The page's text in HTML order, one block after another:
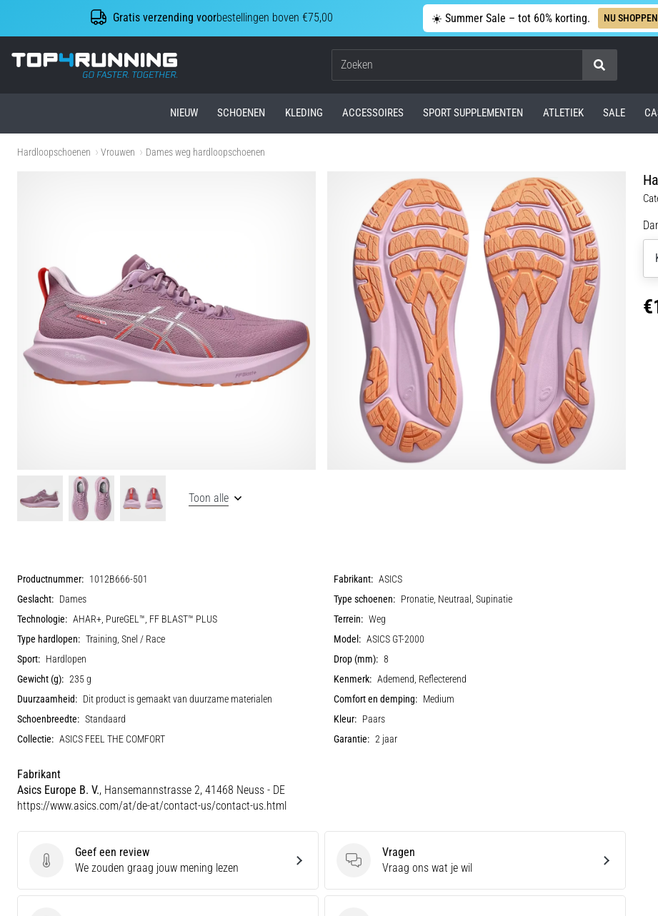
Gratis verzending voorbestellingen boven €75,00 ☀️ Summer Sale – tot 60% korting. NU SHOPPEN
Top4Running.nl
Zoeken
NIEUW SCHOENEN KLEDING ACCESSOIRES SPORT SUPPLEMENTEN ATLETIEK SALE
Hardloopschoenen Vrouwen Dames weg hardloopschoenen
Toon alle
Productnummer: 1012B666-501 Fabrikant: ASICS
Geslacht: Dames Type schoenen: Pronatie, Neutraal, Supinatie
Technologie: AHAR+, PureGEL™, FF BLAST™ PLUS Terrein: Weg
Type hardlopen: Training, Snel / Race Model: ASICS GT-2000
Sport: Hardlopen Drop (mm): 8
Gewicht (g): 235 g Kenmerk: Ademend, Reflecterend
Duurzaamheid: Dit product is gemaakt van duurzame materialen Comfort en demping: Medium
Schoenbreedte: Standaard Kleur: Paars
Collectie: ASICS FEEL THE COMFORT Garantie: 2 jaar
Fabrikant
Asics Europe B. V., Hansemannstrasse 2, 41468 Neuss - DE
https://www.asics.com/at/de-at/contact-us/contact-us.html
Geef een review
Geef een review
We zouden graag jouw mening lezen
Vragen
Vragen
Vraag ons wat je wil